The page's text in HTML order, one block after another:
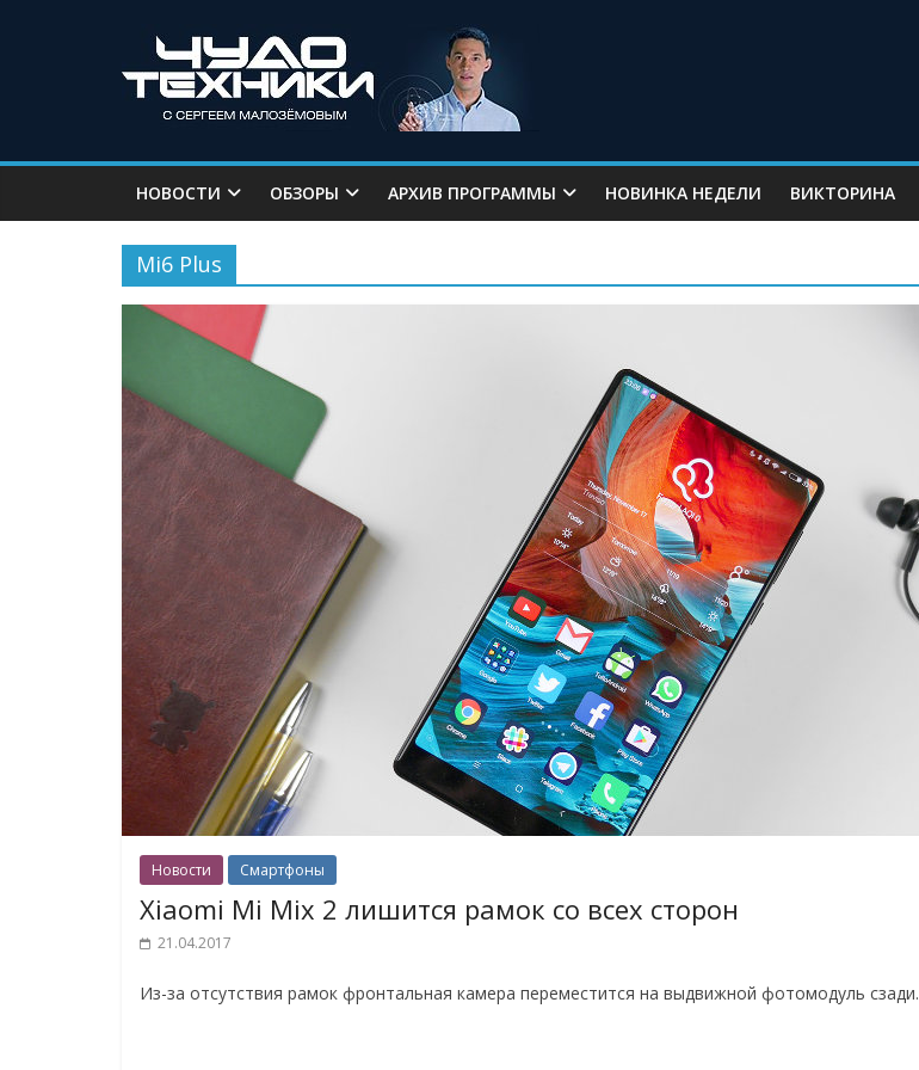
НОВОСТИ ОБЗОРЫ АРХИВ ПРОГРАММЫ НОВИНКА НЕДЕЛИ ВИКТОРИНА
Mi6 Plus
Новости Смартфоны
Xiaomi Mi Mix 2 лишится рамок со всех сторон
21.04.2017
Из-за отсутствия рамок фронтальная камера переместится на выдвижной фотомодуль сзади.